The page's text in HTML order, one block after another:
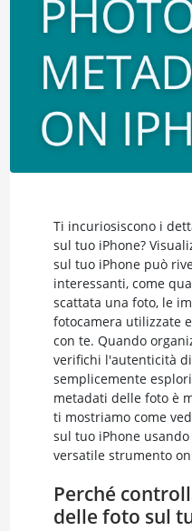
Ti incuriosiscono i
sul tuo iPhone?
sul tuo iPhone può
interessanti, come
scattata una foto, le
fotocamera utilizzate
con te. Quando
verifichi l'autenticità
semplicemente
metadati delle foto è
ti mostriamo come
sul tuo iPhone
versatile strumento
Perché
delle foto sul